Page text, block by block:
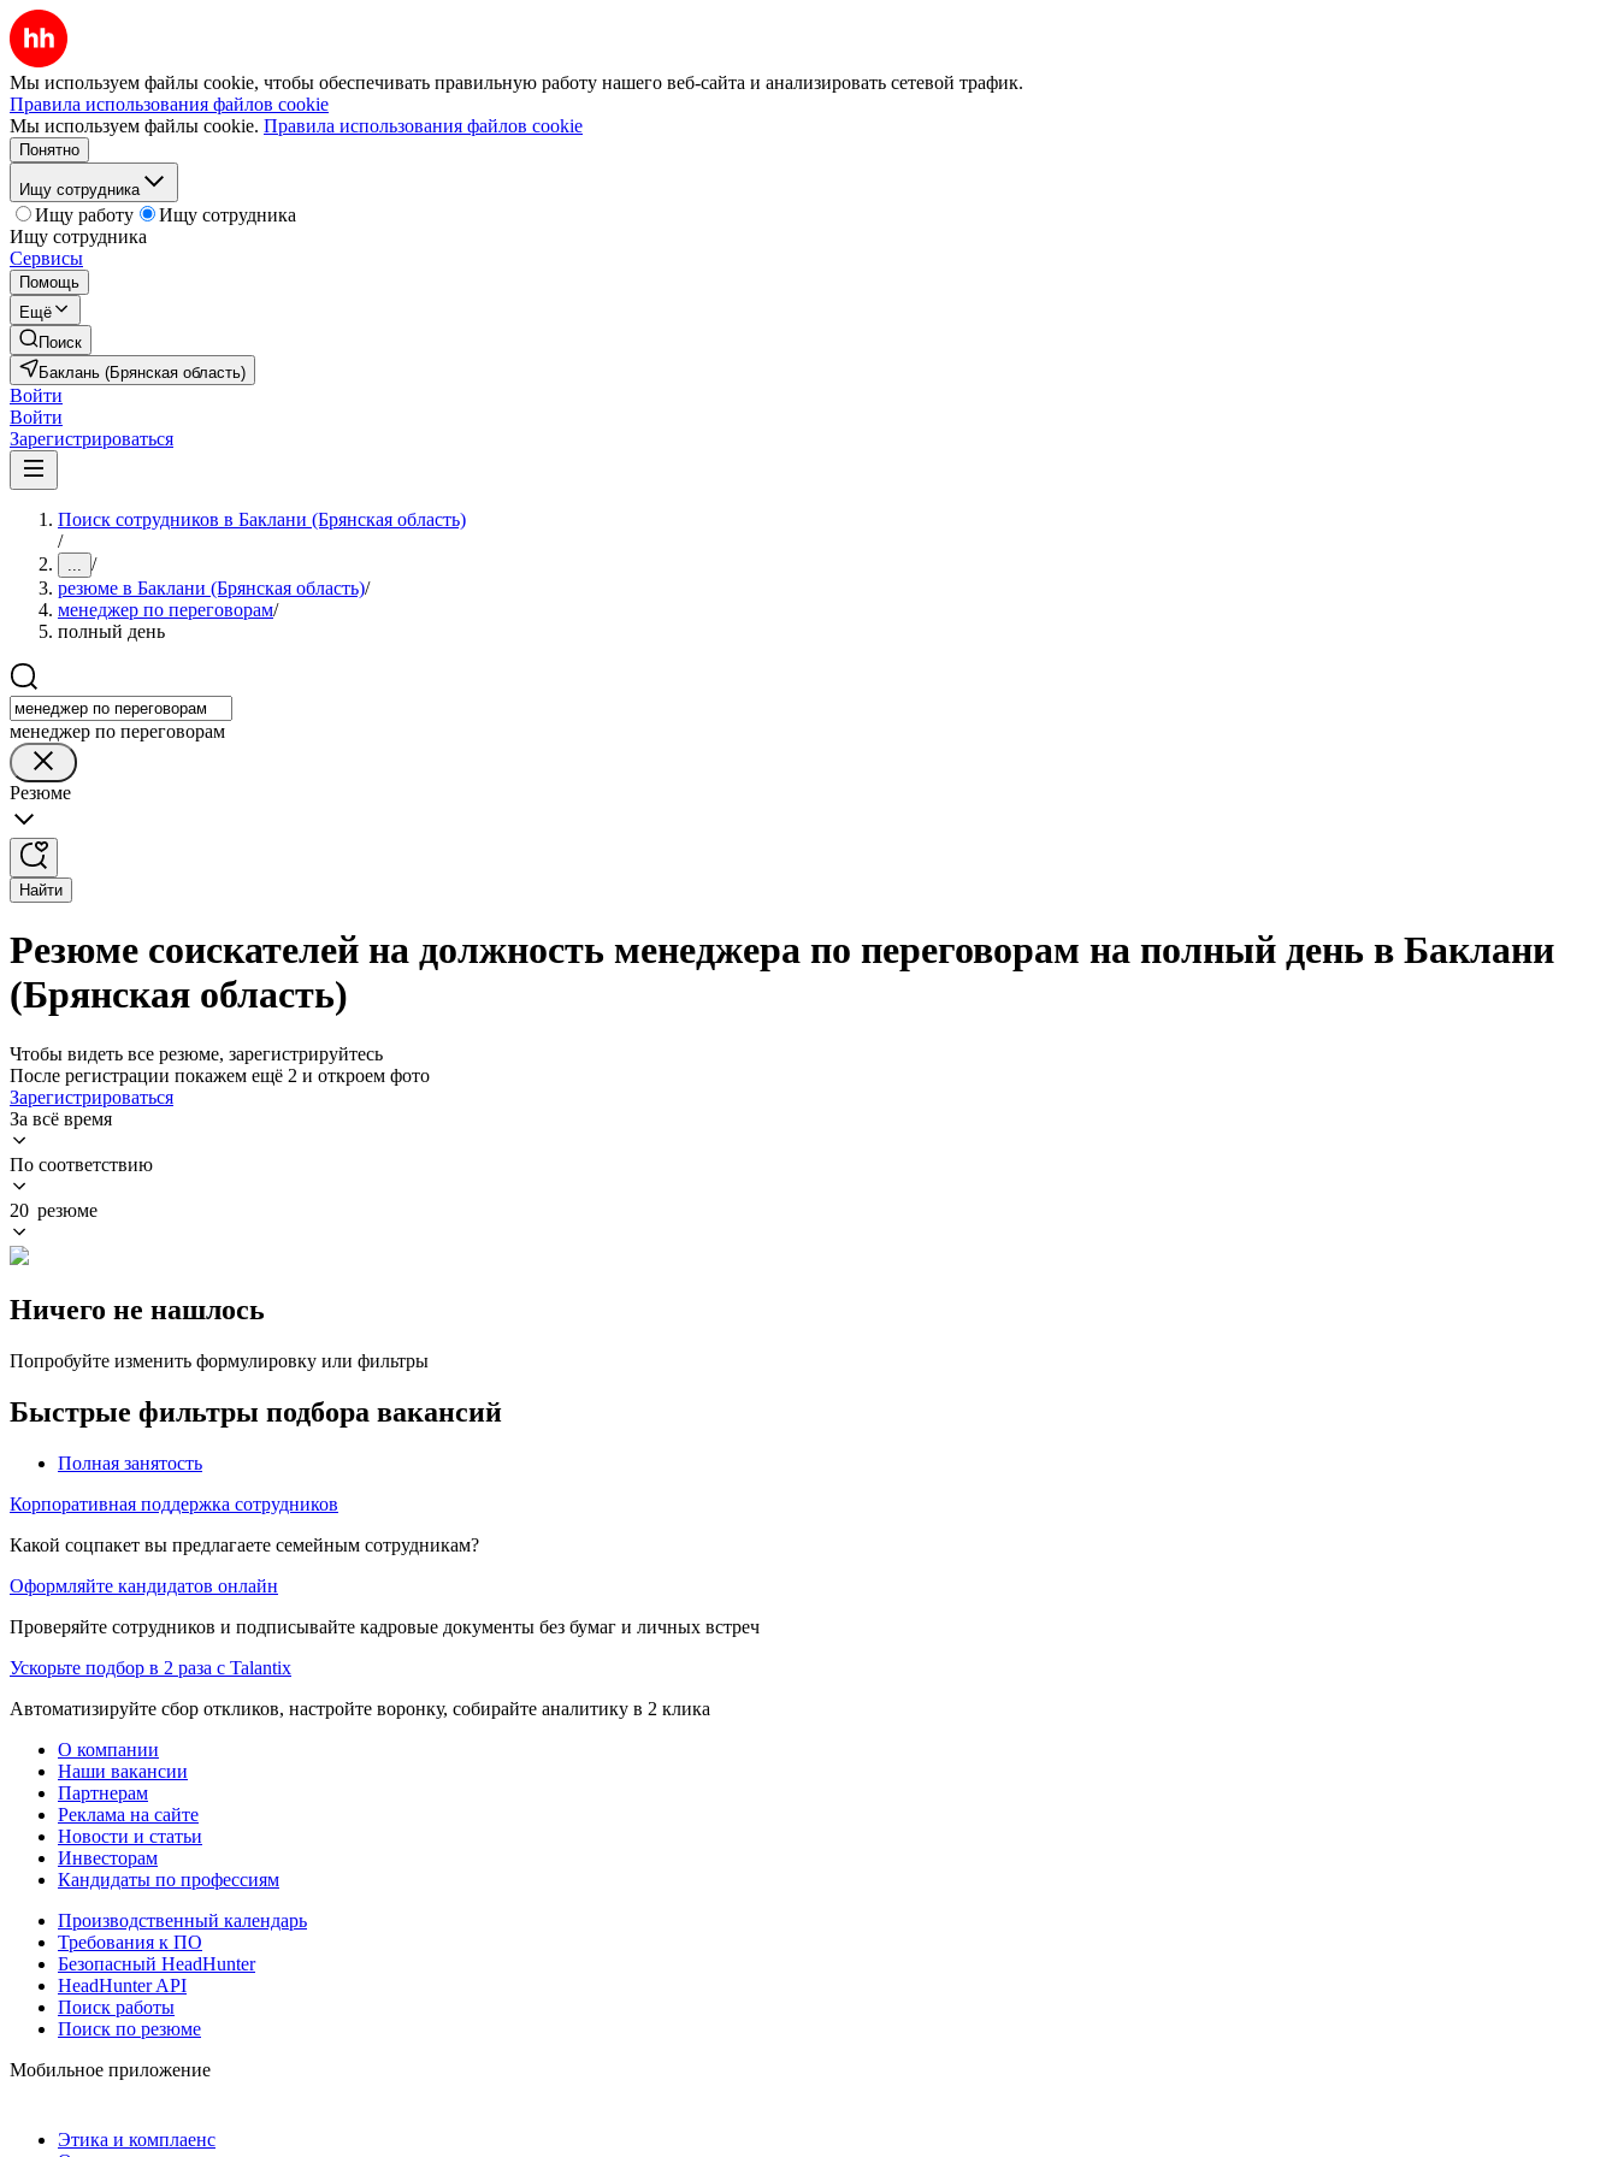
Мы используем файлы cookie, чтобы обеспечивать правильную работу нашего веб-сайта и анализировать сетевой трафик.
Правила использования файлов cookie
Мы используем файлы cookie. Правила использования файлов cookie
Понятно
Ищу сотрудника
Ищу работу
Ищу сотрудника
Ищу сотрудника
Сервисы
Помощь
Ещё
Поиск
Баклань (Брянская область)
Войти
Войти
Зарегистрироваться
Поиск сотрудников в Баклани (Брянская область)
/
... /
резюме в Баклани (Брянская область)/
менеджер по переговорам/
полный день
менеджер по переговорам
Резюме
Найти
Резюме соискателей на должность менеджера по переговорам на полный день в Баклани
(Брянская область)
Чтобы видеть все резюме, зарегистрируйтесь
После регистрации покажем ещё 2 и откроем фото
Зарегистрироваться
За всё время
По соответствию
20 резюме
Ничего не нашлось
Попробуйте изменить формулировку или фильтры
Быстрые фильтры подбора вакансий
Полная занятость
Корпоративная поддержка сотрудников
Какой соцпакет вы предлагаете семейным сотрудникам?
Оформляйте кандидатов онлайн
Проверяйте сотрудников и подписывайте кадровые документы без бумаг и личных встреч
Ускорьте подбор в 2 раза с Talantix
Автоматизируйте сбор откликов, настройте воронку, собирайте аналитику в 2 клика
О компании
Наши вакансии
Партнерам
Реклама на сайте
Новости и статьи
Инвесторам
Кандидаты по профессиям
Производственный календарь
Требования к ПО
Безопасный HeadHunter
HeadHunter API
Поиск работы
Поиск по резюме
Мобильное приложение
Этика и комплаенс